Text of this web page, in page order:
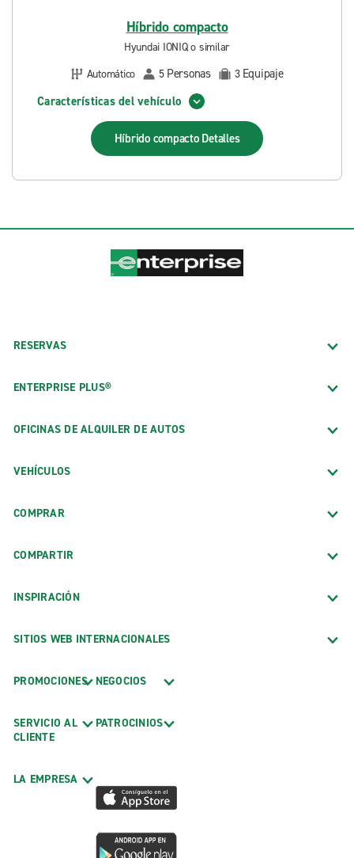
Híbrido compacto
Hyundai IONIQ o similar
Automático
5 Personas 3 Equipaje
Características del vehículo
Híbrido compacto Detalles
RESERVAS
ENTERPRISE PLUS®
OFICINAS DE ALQUILER DE AUTOS
VEHÍCULOS
COMPRAR
COMPARTIR
INSPIRACIÓN
SITIOS WEB INTERNACIONALES
PROMOCIONES
SERVICIO AL
CLIENTE
LA EMPRESA
NEGOCIOS
PATROCINIOS